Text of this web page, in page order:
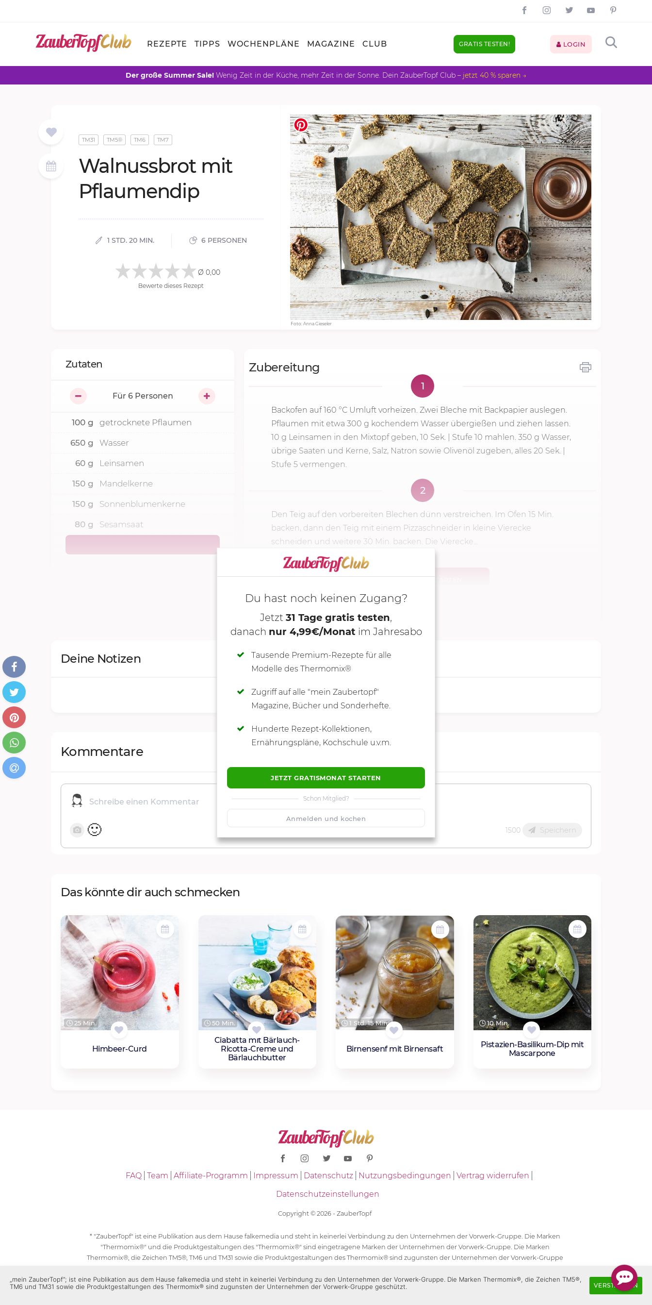
REZEPTE TIPPS WOCHENPLÄNE MAGAZINE CLUB GRATIS TESTEN! LOGIN
Der große Summer Sale! Wenig Zeit in der Küche, mehr Zeit in der Sonne. Dein ZauberTopf Club – jetzt 40 % sparen →
Foto: Anna Gieseler
TM31 TM5® TM6 TM7
Wal­nuss­brot mit
Pflau­men­dip
1 STD. 20 MIN. 6 PERSONEN
Ø 0,00
Bewerte dieses Rezept
Zubereitung
1
Backofen auf160 °C Umluft vorheizen. Zwei Bleche mit Backpapier auslegen.
Pflaumen mit etwa 300 g kochendem Wasser übergießen und ziehen lassen.
10 g Leinsamen in den Mixtopf geben, 10 Sek.
| Stufe 10 mahlen. 350 g Wasser,
übrige Saaten und Kerne, Salz, Natron sowie Olivenöl zugeben, alles 20 Sek. |
Stufe 5 vermengen.
2
Den Teig auf den vorbereiten Blechen dünn verstreichen. Im Ofen 15 Min.
backen, dann den Teig mit einem Pizzaschneider in kleine Vierecke
schneiden und weitere 30 Min. backen. Die Vierecke...
Zutaten
Für 6Personen
100 g getrocknete Pflaumen
650 g Wasser
60 g Leinsamen
150 g Mandelkerne
150 g Sonnenblumenkerne
80 g Sesamsaat
Deine Notizen
SCHREIBE NEUE NOTIZ
Du hast noch keinen Zugang?
Jetzt 31 Tage gratis testen,
danach nur 4,99€/Monat im Jahresabo
Tausende Premium-Rezepte für alle
Modelle des Thermomix®
Zugriff auf alle "mein Zaubertopf"
Magazine, Bücher und Sonderhefte.
Hunderte Rezept-Kollektionen,
Ernährungspläne, Kochschule u.v.m.
JETZT GRATISMONAT STARTEN
Schon Mitglied?
Anmelden und kochen
Kommentare
🙂 1500 Speichern
Das könnte dir auch schmecken
25 Min.
Himbeer-Curd
50 Min.
Ciabatta mit Bärlauch-
Ricotta-Creme und
Bärlauchbutter
1 Std. 15 Min.
Birnensenf mit Birnensaft
10 Min.
Pistazien-Basilikum-Dip mit
Mascarpone
FAQ Team Affiliate-Programm Impressum Datenschutz Nutzungsbedingungen
Vertrag widerrufen
Datenschutzeinstellungen
Copyright © 2026 - ZauberTopf
* "ZauberTopf" ist eine Publikation aus dem Hause falkemedia und steht in keinerlei Verbindung zu den Unternehmen der Vorwerk-Gruppe. Die Marken
"Thermomix®" und die Produktgestaltungen des "Thermomix®" sind eingetragene Marken der Unternehmen der Vorwerk-Gruppe. Die Marken
Thermomix®, die Zeichen TM5®, TM6 und TM31 sowie die Produktgestaltungen des Thermomix® sind zugunsten der Unternehmen der Vorwerk-Gruppe
„mein ZauberTopf”; ist eine Publikation aus dem Hause falkemedia und steht in keinerlei Verbindung zu den Unternehmen der Vorwerk-Gruppe. Die Marken Thermomix®, die Zeichen TM5®,
TM6 und TM31 sowie die Produktgestaltungen des Thermomix® sind zugunsten der Unternehmen der Vorwerk-Gruppe geschützt.
VERSTANDEN